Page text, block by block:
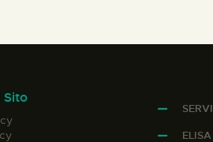
Sito